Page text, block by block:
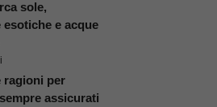
sole,
esotiche e acque
ragioni per
assicurati